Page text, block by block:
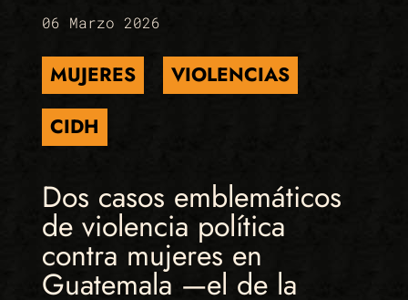
06 Marzo 2026
MUJERES
VIOLENCIAS
CIDH
Dos casos emblemáticos
de violencia política
contra mujeres en
Guatemala —el de la